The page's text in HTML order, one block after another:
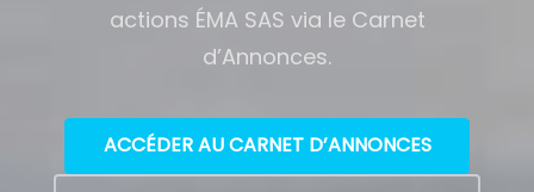
actions ÉMA SAS via le Carnet
d’Annonces.
ACCÉDER AU CARNET D’ANNONCES